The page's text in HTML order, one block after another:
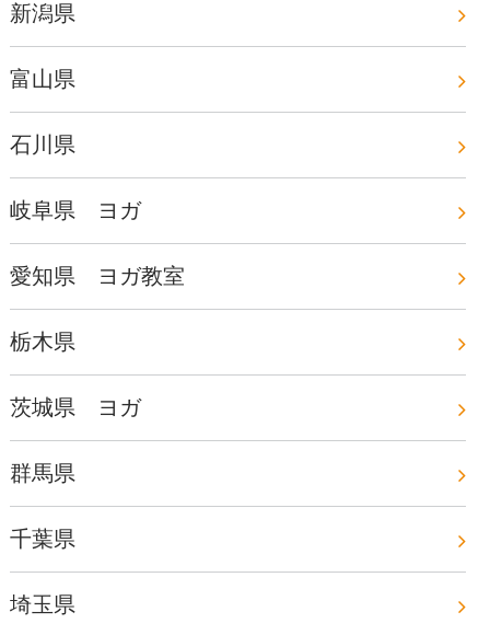
新潟県
富山県
石川県
岐阜県 ヨガ
愛知県 ヨガ教室
栃木県
茨城県 ヨガ
群馬県
千葉県
埼玉県